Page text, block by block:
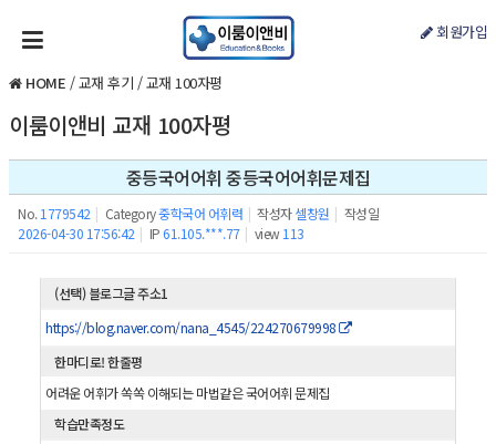
회원가입
HOME /교재 후기 /교재 100자평
이룸이앤비 교재 100자평
중등국어어휘 중등국어어휘문제집
No. 1779542 | Category중학국어 어휘력 | 작성자 셀창원 | 작성일
2026-04-30 17:56:42 | IP61.105.***.77 | view 113
(선택) 블로그글 주소1
https://blog.naver.com/nana_4545/224270679998
한마디로! 한줄평
어려운 어휘가 쏙쏙 이해되는 마법같은 국어어휘 문제집
학습만족정도